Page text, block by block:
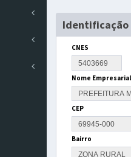
Identificação
CNES
Nome Empresarial
CEP
Bairro